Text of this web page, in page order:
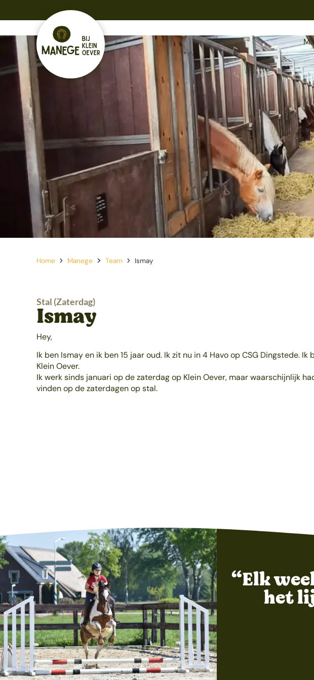
Home Manege Team Ismay
Stal (Zaterdag)
Ismay
Hey,
Ik ben Ismay en ik ben 15 jaar oud. Ik zit nu in 4 Havo op CSG Dingstede.
Klein Oever.
Ik werk sinds januari op de zaterdag op Klein Oever, maar waarschijnlijk
vinden op de zaterdagen op stal.
“Elk
het